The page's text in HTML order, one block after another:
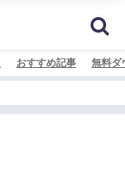
おすすめ記事 無料ダ